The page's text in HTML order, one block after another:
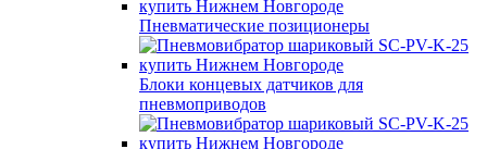
Пневматические позиционеры
Блоки концевых датчиков для
пневмоприводов